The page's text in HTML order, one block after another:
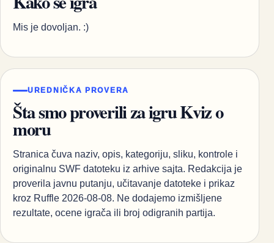
Mis je dovoljan. :)
UREDNIČKA PROVERA
Šta smo proverili za igru Kviz o
moru
Stranica čuva naziv, opis, kategoriju, sliku, kontrole i
originalnu SWF datoteku iz arhive sajta. Redakcija je
proverila javnu putanju, učitavanje datoteke i prikaz
kroz Ruffle 2026-08-08. Ne dodajemo izmišljene
rezultate, ocene igrača ili broj odigranih partija.